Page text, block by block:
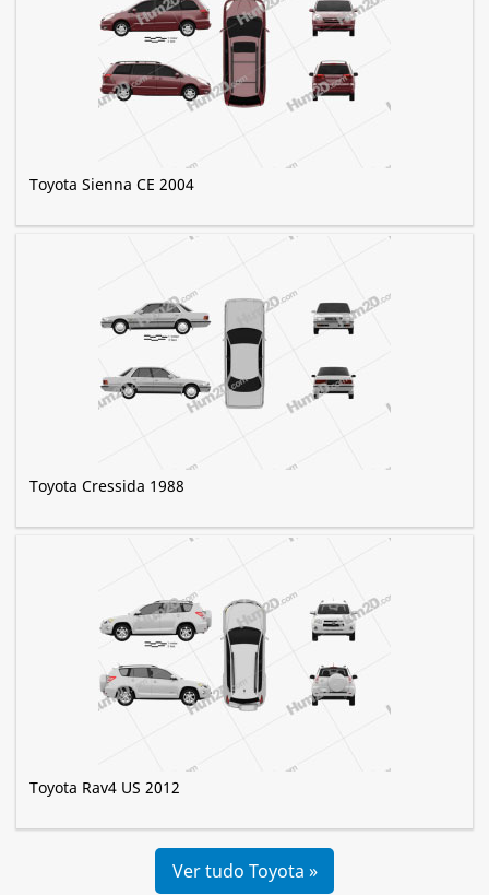
Toyota Sienna CE 2004
Toyota Cressida 1988
Toyota Rav4 US 2012
Ver tudo Toyota »